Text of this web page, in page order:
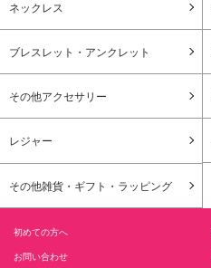
ネックレス
ブレスレット・アンクレット
その他アクセサリー
レジャー
その他雑貨・ギフト・ラッピング
初めての方へ
お問い合わせ